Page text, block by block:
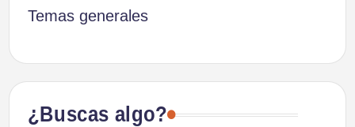
Temas generales
¿Buscas algo?